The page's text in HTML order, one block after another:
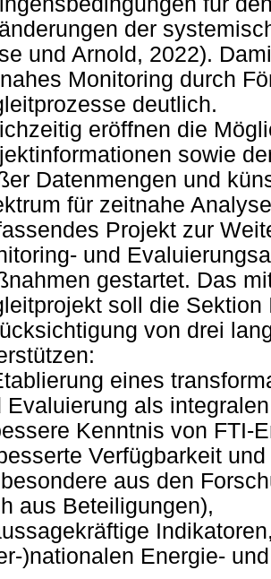
der
und Arnold, 2022).
Monitoring durch
deutlich.
eröffnen die
sowie
Datenmengen und
für zeitnahe
Projekt zur
und
gestartet. Das
soll die
von drei
eines
Evaluierung als
Kenntnis von FTI-
Verfügbarkeit
aus den
aus Beteiligungen),
)nationalen Energie-